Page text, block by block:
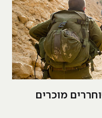
מוכרים